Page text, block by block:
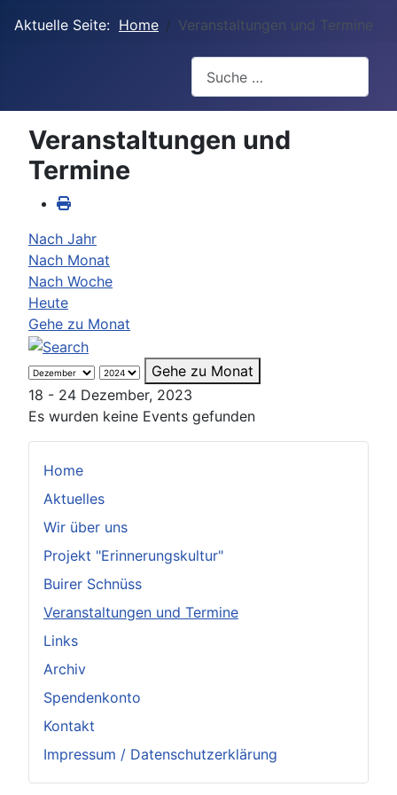
Aktuelle Seite: Home Veranstaltungen und Termine
Home
Aktuelles
Wir über uns
Projekt "Erinnerungskultur"
Buirer Schnüss
Veranstaltungen und Termine
Links
Archiv
Spendenkonto
Kontakt
Impressum / Datenschutzerklärung
Veranstaltungen und
Termine
Nach Jahr
Nach Monat
Nach Woche
Heute
Gehe zu Monat
Gehe zu Monat
18 - 24 Dezember, 2023
Es wurden keine Events gefunden